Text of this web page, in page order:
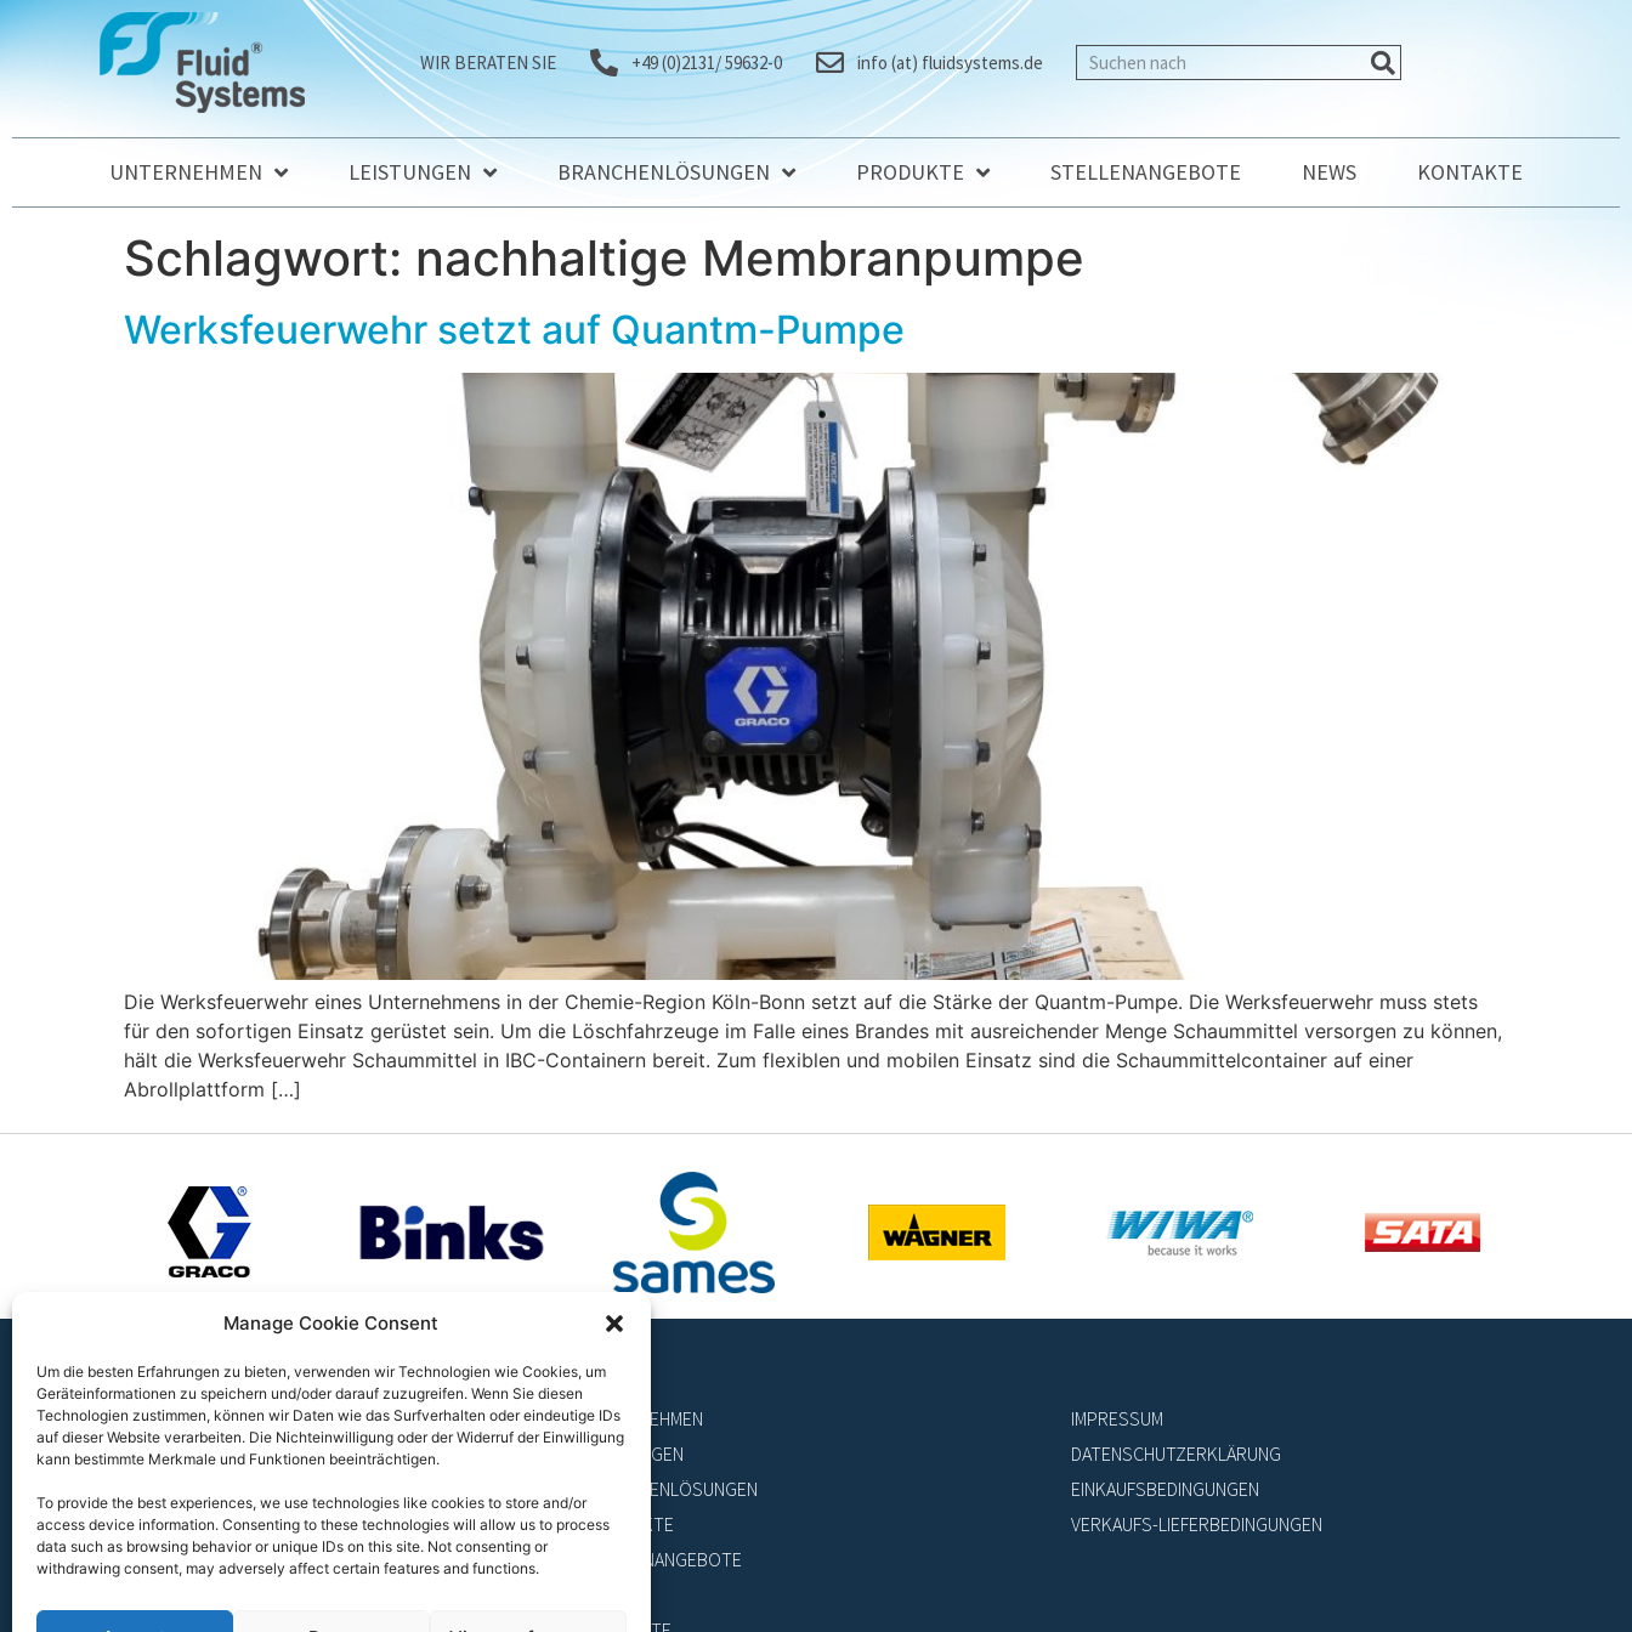
Manage Cookie Consent
Um die besten Erfahrungen zu bieten, verwenden wir Technologien wie Cookies, um
Geräteinformationen zu speichern und/oder darauf zuzugreifen. Wenn Sie diesen
Technologien zustimmen, können wir Daten wie das Surfverhalten oder eindeutige IDs
auf dieser Website verarbeiten. Die Nichteinwilligung oder der Widerruf der Einwilligung
kann bestimmte Merkmale und Funktionen beeinträchtigen.
To provide the best experiences, we use technologies like cookies to store and/or
access device information. Consenting to these technologies will allow us to process
data such as browsing behavior or unique IDs on this site. Not consenting or
withdrawing consent, may adversely affect certain features and functions.
WIR BERATEN SIE +49 (0)2131/ 59632-0 info (at) fluidsystems.de
UNTERNEHMEN LEISTUNGEN BRANCHENLÖSUNGEN PRODUKTE STELLENANGEBOTE NEWS KONTAKTE
Schlagwort: nachhaltige Membranpumpe
Werksfeuerwehr setzt auf Quantm-Pumpe
Die Werksfeuerwehr eines Unternehmens in der Chemie-Region Köln-Bonn setzt auf die Stärke der Quantm-Pumpe. Die Werksfeuerwehr muss stets
für den sofortigen Einsatz gerüstet sein. Um die Löschfahrzeuge im Falle eines Brandes mit ausreichender Menge Schaummittel versorgen zu können,
hält die Werksfeuerwehr Schaummittel in IBC-Containern bereit. Zum flexiblen und mobilen Einsatz sind die Schaummittelcontainer auf einer
Abrollplattform […]
FLUIDSYSTEMS GMBH & CO. KG
Daimlerstraße 14A, 41564 Kaarst
+49 (0)2131/ 59632-0
info (at) fluidsystems.de
UNTERNEHMEN
LEISTUNGEN
BRANCHENLÖSUNGEN
PRODUKTE
STELLENANGEBOTE
IMPRESSUM
DATENSCHUTZERKLÄRUNG
EINKAUFSBEDINGUNGEN
VERKAUFS-LIEFERBEDINGUNGEN